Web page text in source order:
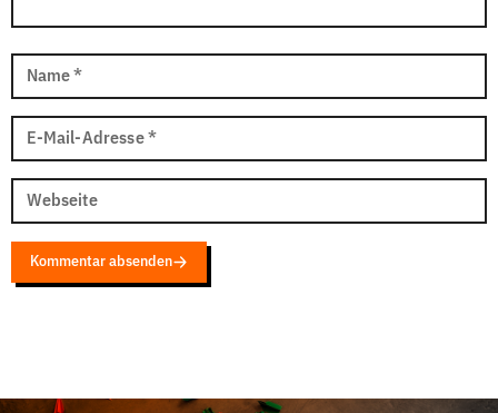
Name *
E-Mail-Adresse *
Webseite
Kommentar absenden